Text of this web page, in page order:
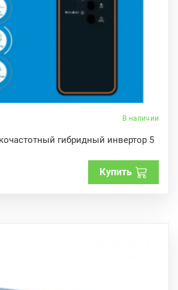
В наличии
гибридный инвертор 5
Купить